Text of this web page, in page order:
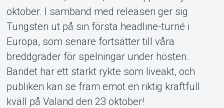
oktober. I samband med releasen ger sig
Tungsten ut på sin första headline-turné i
Europa, som senare fortsätter till våra
breddgrader för spelningar under hösten.
Bandet har ett starkt rykte som liveakt, och
publiken kan se fram emot en riktig kraftfull
kväll på Valand den 23 oktober!